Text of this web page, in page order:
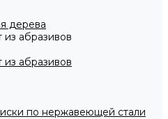
дерева
абразивов
абразивов
по нержавеющей стали